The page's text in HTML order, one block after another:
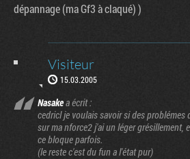
dépannage (ma Gf3 à claqué) )
Visiteur
15.03.2005
Nasakea écrit :
cedricl je voulais savoir si des problémes
sur ma nforce2 j'ai un léger grésillement,
ce bloque parfois.
(le reste c'est du fun a l'état pur)